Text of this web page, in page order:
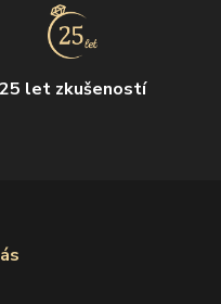
25 let zkušeností